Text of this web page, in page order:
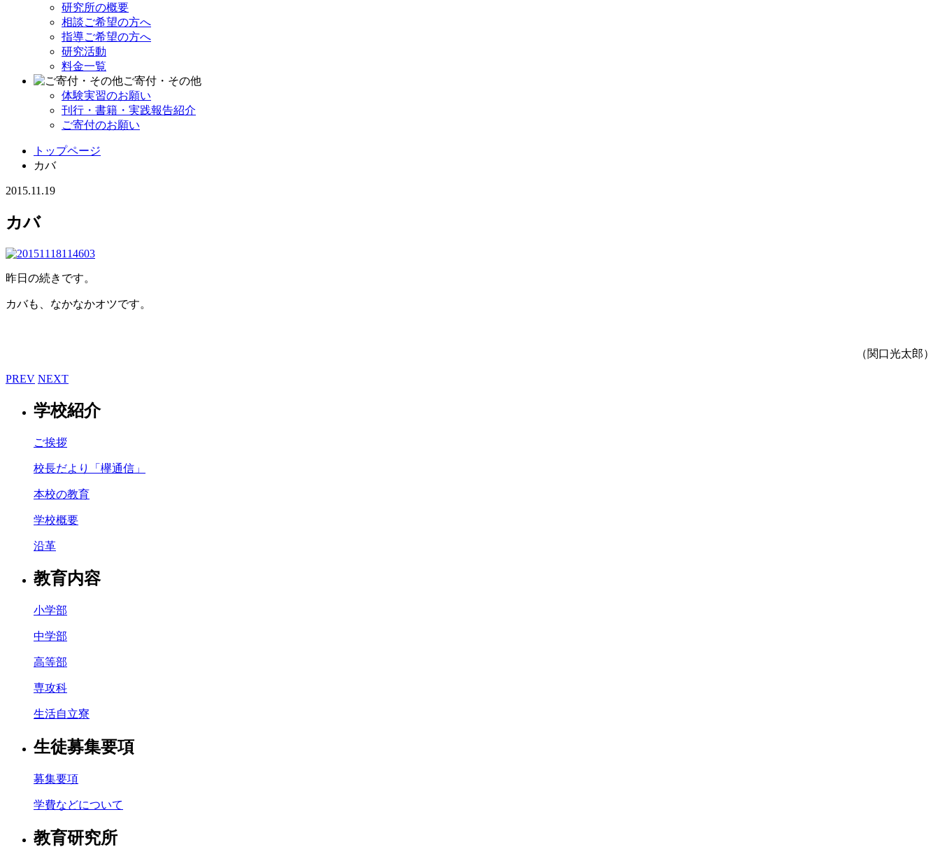
研究所の概要
相談ご希望の方へ
指導ご希望の方へ
研究活動
料金一覧
ご寄付・その他
体験実習のお願い
刊行・書籍・実践報告紹介
ご寄付のお願い
トップページ
カバ
2015.11.19
カバ
昨日の続きです。
カバも、なかなかオツです。
（関口光太郎）
PREV NEXT
学校紹介
ご挨拶
校長だより「欅通信」
本校の教育
学校概要
沿革
教育内容
小学部
中学部
高等部
専攻科
生活自立寮
生徒募集要項
募集要項
学費などについて
教育研究所